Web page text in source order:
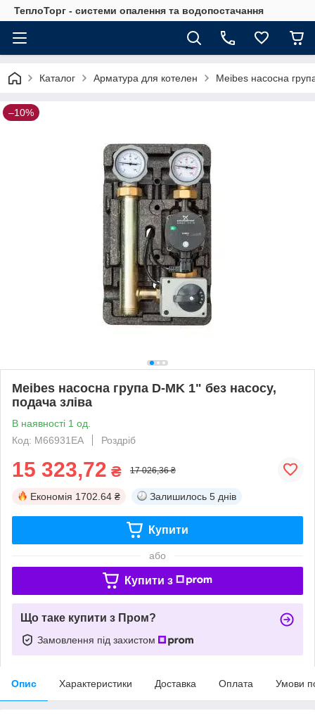
ТеплоТорг - системи опалення та водопостачання
Каталог Арматура для котелен Meibes насосна
–10%
Meibes насосна група D-MK 1" без насосу,
подача зліва
В наявності 1 од.
Код: M66931EA
Роздріб
15 323,72 ₴ 17 026,36 ₴
Економія 1702.64 ₴ Залишилось 5 днів
Купити
або
Купити з
Що таке купити з Пром?
Замовлення під захистом
Опис Характеристики Доставка Оплата Умови